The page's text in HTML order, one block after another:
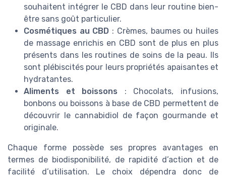
souhaitent intégrer le CBD dans leur routine bien-
être sans goût particulier.
Cosmétiques au CBD : Crèmes, baumes ou huiles
de massage enrichis en CBD sont de plus en plus
présents dans les routines de soins de la peau. Ils
sont plébiscités pour leurs propriétés apaisantes et
hydratantes.
Aliments et boissons : Chocolats, infusions,
bonbons ou boissons à base de CBD permettent de
découvrir le cannabidiol de façon gourmande et
originale.
Chaque forme possède ses propres avantages en
termes de biodisponibilité, de rapidité d’action et de
facilité d’utilisation. Le choix dépendra donc de